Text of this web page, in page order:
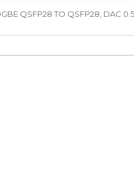
QSFP28 TO QSFP28, DAC